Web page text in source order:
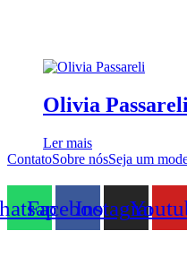
Olivia
Ler mais
ContatoSobre nósSeja um
FacebookInstagram